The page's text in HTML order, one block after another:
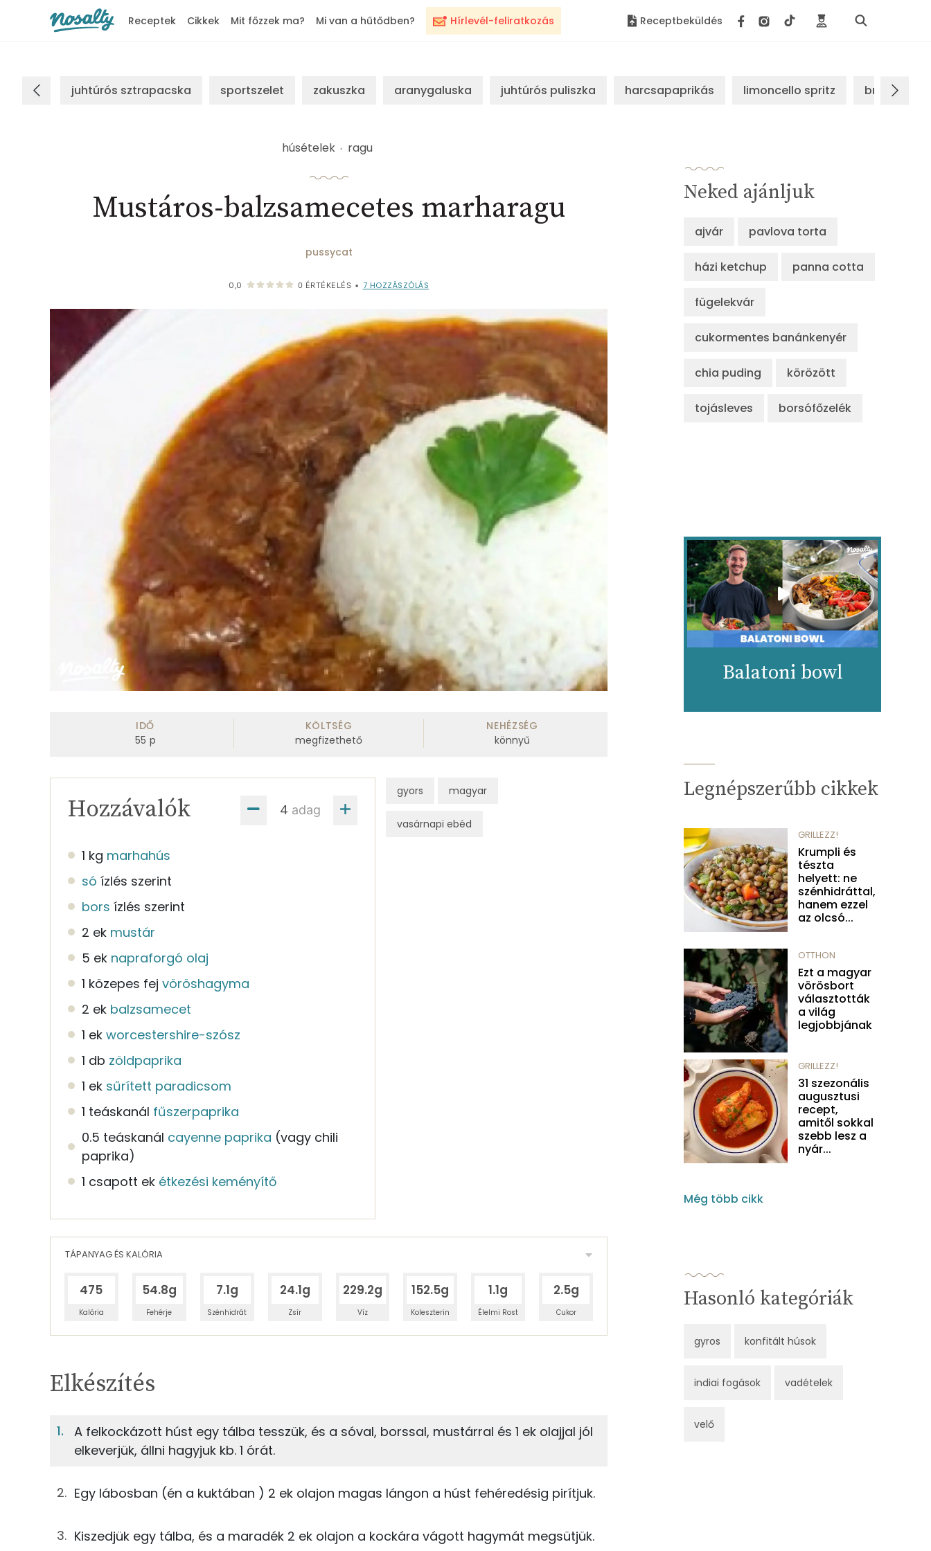
Hírlevél-feliratkozás
Receptek Cikkek Mit főzzek ma? Mi van a hűtődben? Receptbeküldés
juhtúrós sztrapacska sportszelet zakuszka aranygaluska juhtúrós puliszka harcsapaprikás limoncello spritz brassói
húsételek ragu
Mustáros-balzsamecetes marharagu
pussycat
0,0 0 ÉRTÉKELÉS • 7 HOZZÁSZÓLÁS
IDŐ
55 p
KÖLTSÉG
megfizethető
NEHÉZSÉG
könnyű
adag
Hozzávalók
1 kg marhahús
só ízlés szerint
bors ízlés szerint
2 ek mustár
5 ek napraforgó olaj
1 közepes fej vöröshagyma
2 ek balzsamecet
1 ek worcestershire-szósz
1 db zöldpaprika
1 ek sűrített paradicsom
1 teáskanál fűszerpaprika
0.5 teáskanál cayenne paprika (vagy chili
paprika)
1 csapott ek étkezési keményítő
gyors magyar
vasárnapi ebéd
TÁPANYAG ÉS KALÓRIA
475
Kalória
54.8g
Fehérje
7.1g
Szénhidrát
24.1g
Zsír
229.2g
Víz
152.5g
Koleszterin
1.1g
Élelmi Rost
2.5g
Cukor
250g marhahús
0g só
0 kcal
TÁPANYAGTARTALOM
17%
Fehérje
Foszfor
Kolin:
Elkészítés
A felkockázott húst egy tálba tesszük, és a sóval, borssal, mustárral és 1 ek olajjal jól
elkeverjük, állni hagyjuk kb. 1 órát.
Egy lábosban (én a kuktában ) 2 ek olajon magas lángon a húst fehéredésig pirítjuk.
Kiszedjük egy tálba, és a maradék 2 ek olajon a kockára vágott hagymát megsütjük.
Neked ajánljuk
ajvár pavlova torta
házi ketchup panna cotta
fügelekvár
cukormentes banánkenyér
chia puding körözött
tojásleves borsófőzelék
Balatoni bowl
Legnépszerűbb cikkek
GRILLEZZ!
Krumpli és
tészta
helyett: ne
szénhidráttal,
hanem ezzel
az olcsó...
OTTHON
Ezt a magyar
vörösbort
választották
a világ
legjobbjának
GRILLEZZ!
31 szezonális
augusztusi
recept,
amitől sokkal
szebb lesz a
nyár...
Még több cikk
Hasonló kategóriák
gyros konfitált húsok
indiai fogások vadételek
velő